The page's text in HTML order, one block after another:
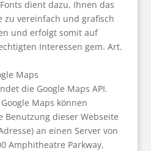
dient dazu, Ihnen das
zu vereinfach und grafisch
und erfolgt somit auf
Interessen gem. Art.
Maps
die Google Maps API.
Maps können
dieser Webseite
an einen Server von
Amphitheatre Parkway,